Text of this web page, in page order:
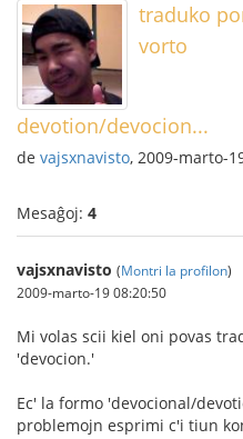
traduko
vorto
devotion/devocion...
de vajsxnavisto, 2009-marto-
Mesaĝoj: 4
vajsxnavisto (Montri la profilon)
2009-marto-19 08:20:50
Mi volas scii kiel oni povas
'devocion.'
Ec' la formo 'devocional/
problemojn esprimi c'i tiun